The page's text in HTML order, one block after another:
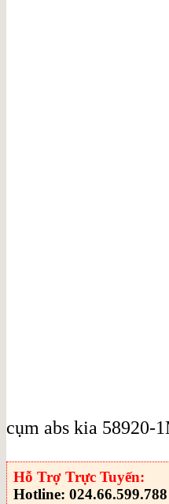
cụm abs kia 58920-
Hỗ Trợ Trực Tuyến:
Hotline: